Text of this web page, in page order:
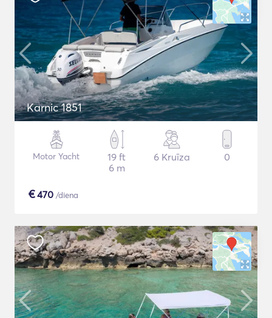
Karnic 1851
Motor Yacht
19 ft
6 m
6 Kruīza 0
€470 /diena